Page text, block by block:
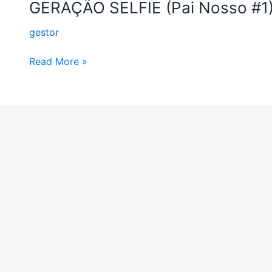
GERAÇÃO SELFIE (Pai Nosso
gestor
GERAÇÃO
(Pai
#1)
Read More »